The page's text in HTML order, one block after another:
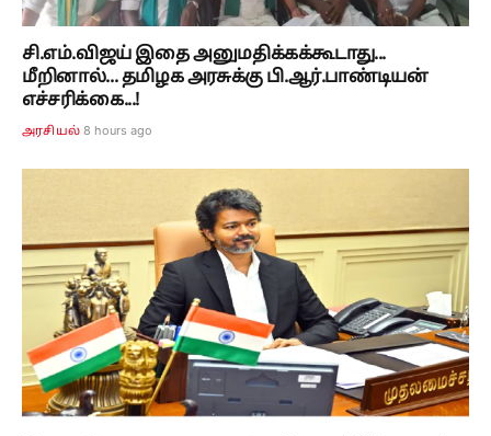
சி.எம்.விஜய் இதை அனுமதிக்கக்கூடாது...
மீறினால்... தமிழக அரசுக்கு பி.ஆர்.பாண்டியன்
எச்சரிக்கை...!
அரசியல் 8 hours ago